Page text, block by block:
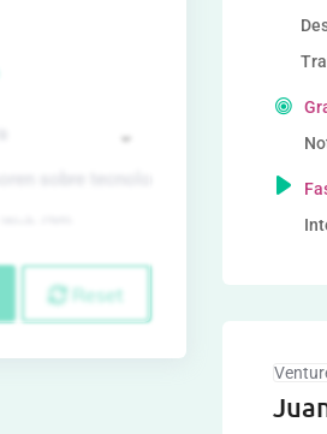
Reset